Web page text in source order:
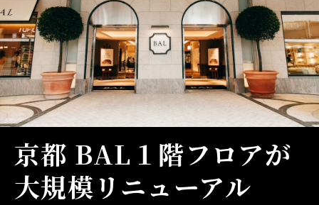
京都 BAL１階フロアが
大規模リニューアル